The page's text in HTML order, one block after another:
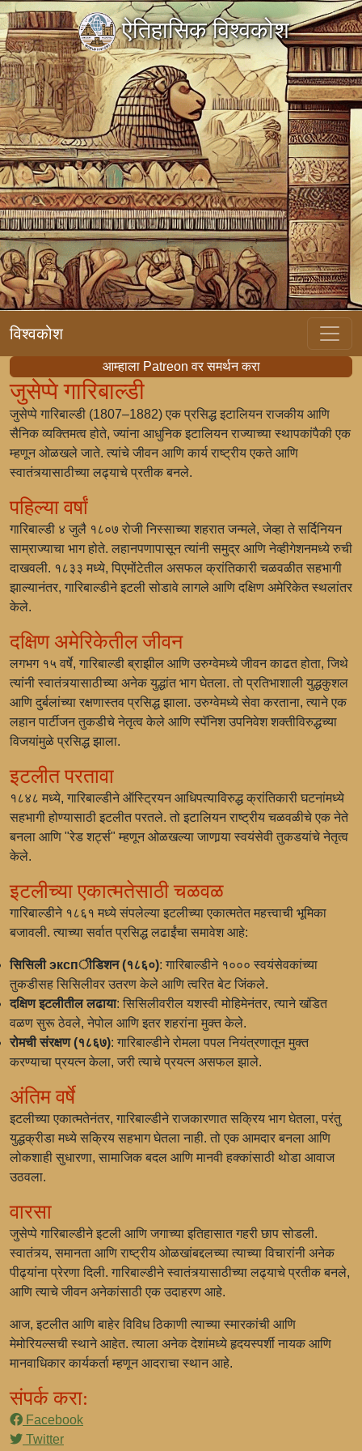
ऐतिहासिक विश्वकोश
विश्वकोश
आम्हाला Patreon वर समर्थन करा
जुसेप्पे गारिबाल्डी
जुसेप्पे गारिबाल्डी (1807–1882) एक प्रसिद्ध इटालियन राजकीय आणि
सैनिक व्यक्तिमत्व होते, ज्यांना आधुनिक इटालियन राज्याच्या स्थापकांपैकी एक
म्हणून ओळखले जाते. त्यांचे जीवन आणि कार्य राष्ट्रीय एकते आणि
स्वातंत्र्यासाठीच्या लढ्याचे प्रतीक बनले.
पहिल्या वर्षां
गारिबाल्डी ४ जुलै १८०७ रोजी निस्साच्या शहरात जन्मले, जेव्हा ते सर्दिनियन
साम्राज्याचा भाग होते. लहानपणापासून त्यांनी समुद्र आणि नेव्हीगेशनमध्ये रुची
दाखवली. १८३३ मध्ये, पिएमोंटेतील असफल क्रांतिकारी चळवळीत सहभागी
झाल्यानंतर, गारिबाल्डीने इटली सोडावे लागले आणि दक्षिण अमेरिकेत स्थलांतर
केले.
दक्षिण अमेरिकेतील जीवन
लगभग १५ वर्षे, गारिबाल्डी ब्राझील आणि उरुग्वेमध्ये जीवन काढत होता, जिथे
त्यांनी स्वातंत्र्यासाठीच्या अनेक युद्धांत भाग घेतला. तो प्रतिभाशाली युद्धकुशल
आणि दुर्बलांच्या रक्षणास्तव प्रसिद्ध झाला. उरुग्वेमध्ये सेवा करताना, त्याने एक
लहान पार्टीजन तुकडीचे नेतृत्व केले आणि स्पॅनिश उपनिवेश शक्तीविरुद्धच्या
विजयांमुळे प्रसिद्ध झाला.
इटलीत परतावा
१८४८ मध्ये, गारिबाल्डीने ऑस्ट्रियन आधिपत्याविरुद्ध क्रांतिकारी घटनांमध्ये
सहभागी होण्यासाठी इटलीत परतले. तो इटालियन राष्ट्रीय चळवळीचे एक नेते
बनला आणि "रेड शर्ट्स" म्हणून ओळखल्या जाणार्‍या स्वयंसेवी तुकडयांचे नेतृत्व
केले.
इटलीच्या एकात्मतेसाठी चळवळ
गारिबाल्डीने १८६१ मध्ये संपलेल्या इटलीच्या एकात्मतेत महत्त्वाची भूमिका
बजावली. त्याच्या सर्वात प्रसिद्ध लढाईंचा समावेश आहे:
सिसिली экспीडिशन (१८६०): गारिबाल्डीने १००० स्वयंसेवकांच्या
तुकडीसह सिसिलीवर उतरण केले आणि त्वरित बेट जिंकले.
दक्षिण इटलीतील लढाया: सिसिलीवरील यशस्वी मोहिमेनंतर, त्याने खंडित
वळण सुरू ठेवले, नेपोल आणि इतर शहरांना मुक्त केले.
रोमची संरक्षण (१८६७): गारिबाल्डीने रोमला पपल नियंत्रणातून मुक्त
करण्याचा प्रयत्न केला, जरी त्याचे प्रयत्न असफल झाले.
अंतिम वर्षे
इटलीच्या एकात्मतेनंतर, गारिबाल्डीने राजकारणात सक्रिय भाग घेतला, परंतु
युद्धक्रीडा मध्ये सक्रिय सहभाग घेतला नाही. तो एक आमदार बनला आणि
लोकशाही सुधारणा, सामाजिक बदल आणि मानवी हक्कांसाठी थोडा आवाज
उठवला.
वारसा
जुसेप्पे गारिबाल्डीने इटली आणि जगाच्या इतिहासात गहरी छाप सोडली.
स्वातंत्र्य, समानता आणि राष्ट्रीय ओळखांबद्दलच्या त्याच्या विचारांनी अनेक
पीढ्यांना प्रेरणा दिली. गारिबाल्डीने स्वातंत्र्यासाठीच्या लढ्याचे प्रतीक बनले,
आणि त्याचे जीवन अनेकांसाठी एक उदाहरण आहे.
आज, इटलीत आणि बाहेर विविध ठिकाणी त्याच्या स्मारकांची आणि
मेमोरियल्सची स्थाने आहेत. त्याला अनेक देशांमध्ये हृदयस्पर्शी नायक आणि
मानवाधिकार कार्यकर्ता म्हणून आदराचा स्थान आहे.
संपर्क करा:
Facebook
Twitter